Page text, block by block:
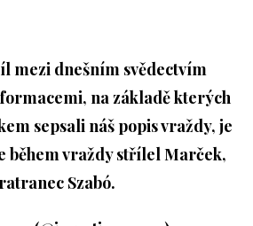
mezi dnešním svědectvím
na základě kterých
sepsali náš popis vraždy, je
během vraždy střílel Marček,
Szabó.